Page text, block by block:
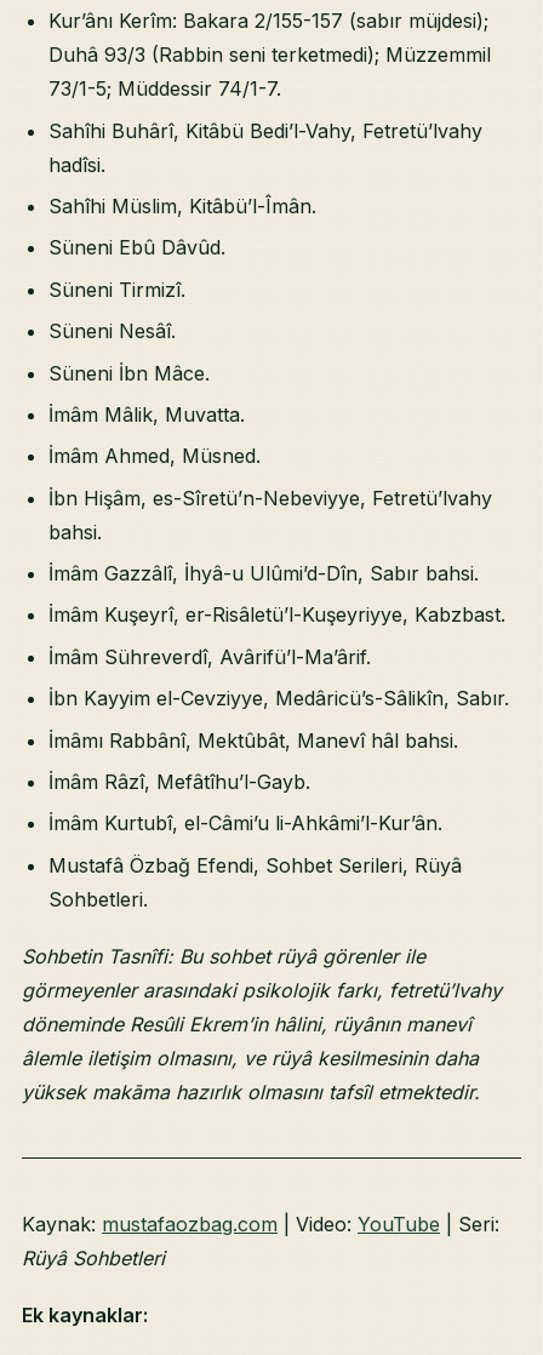
Kur’ânı Kerîm: Bakara 2/155-157 (sabır müjdesi);
Duhâ 93/3 (Rabbin seni terketmedi); Müzzemmil
73/1-5; Müddessir 74/1-7.
Sahîhi Buhârî, Kitâbü Bedi’l-Vahy, Fetretü’lvahy
hadîsi.
Sahîhi Müslim, Kitâbü’l-Îmân.
Süneni Ebû Dâvûd.
Süneni Tirmizî.
Süneni Nesâî.
Süneni İbn Mâce.
İmâm Mâlik, Muvatta.
İmâm Ahmed, Müsned.
İbn Hişâm, es-Sîretü’n-Nebeviyye, Fetretü’lvahy
bahsi.
İmâm Gazzâlî, İhyâ-u Ulûmi’d-Dîn, Sabır bahsi.
İmâm Kuşeyrî, er-Risâletü’l-Kuşeyriyye, Kabzbast.
İmâm Sühreverdî, Avârifü’l-Ma’ârif.
İbn Kayyim el-Cevziyye, Medâricü’s-Sâlikîn, Sabır.
İmâmı Rabbânî, Mektûbât, Manevî hâl bahsi.
İmâm Râzî, Mefâtîhu’l-Gayb.
İmâm Kurtubî, el-Câmi’u li-Ahkâmi’l-Kur’ân.
Mustafâ Özbağ Efendi, Sohbet Serileri, Rüyâ
Sohbetleri.
Sohbetin Tasnîfi: Bu sohbet rüyâ görenler ile
görmeyenler arasındaki psikolojik farkı, fetretü’lvahy
döneminde Resûli Ekrem’in hâlini, rüyânın manevî
âlemle iletişim olmasını, ve rüyâ kesilmesinin daha
yüksek makāma hazırlık olmasını tafsîl etmektedir.
Kaynak: mustafaozbag.com | Video: YouTube | Seri:
Rüyâ Sohbetleri
Ek kaynaklar: